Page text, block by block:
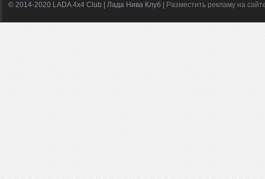
© 2014-2020 LADA 4x4 Club | Лада Нива Клуб | Разместить рекламу на